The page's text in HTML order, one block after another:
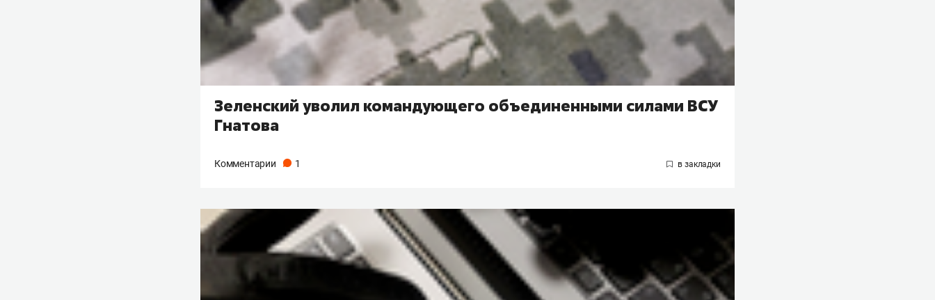
Зеленский уволил командующего объединенными силами ВСУ
Гнатова
Комментарии 1